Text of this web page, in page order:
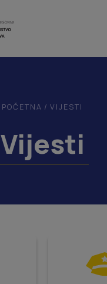
POČETNA / VIJESTI
Vijesti